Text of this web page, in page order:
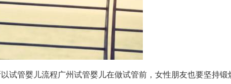
试管婴儿流程广州试管婴儿在做试管前，女性朋友也要坚持锻